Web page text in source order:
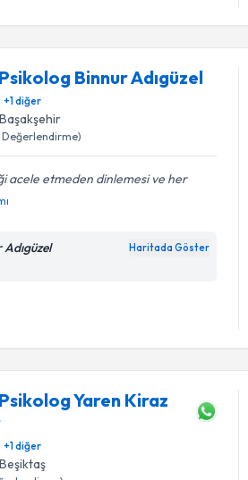
Binnur Adıgüzel
+1diğer
, Başakşehir
Değerlendirme)
acele etmeden dinlemesi ve her
Haritada Göster
Yaren Kiraz
+1diğer